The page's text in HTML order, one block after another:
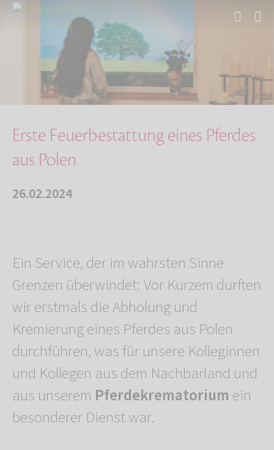
Über uns
Aktuelles
Erste Feuerbestattung eines Pferdes aus Polen
Erste Feuerbestattung eines Pferdes
aus Polen
26.02.2024
Ein Service, der im wahrsten Sinne
Grenzen überwindet: Vor Kurzem durften
wir erstmals die Abholung und
Kremierung eines Pferdes aus Polen
durchführen, was für unsere Kolleginnen
und Kollegen aus dem Nachbarland und
aus unserem Pferdekrematorium ein
besonderer Dienst war.